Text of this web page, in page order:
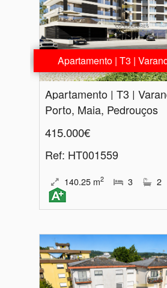
Apartamento | T3 |
Apartamento | T3 |
Porto, Maia, Pedrouços
415.000€
Ref: HT001559
140.25 m2 3 2